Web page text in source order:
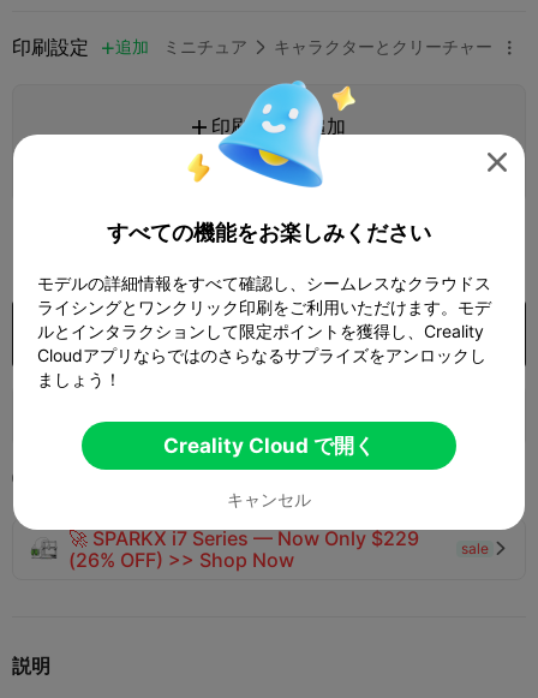
印刷設定 追加 ミニチュア  キャラクターとクリーチャー 
 印刷設定を追加
さらにポイントを獲得
500
購入

🚀 SPARKX i7 Series — Now Only $229
(26% OFF) >> Shop Now
sale 
説明

すべての機能をお楽しみください
モデルの詳細情報をすべて確認し、シームレスなクラウドス
ライシングとワンクリック印刷をご利用いただけます。モデ
ルとインタラクションして限定ポイントを獲得し、Creality
Cloudアプリならではのさらなるサプライズをアンロックし
ましょう！
Creality Cloud で開く
キャンセル